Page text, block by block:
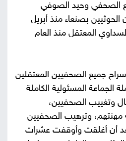
الصحفي وحيد الصوفي
بصنعاء منذ أبريل
السداوي المعتقل منذ العام
جميع الصحفيين المعتقلين
الجماعة المسئولية الكاملة
وتغييب الصحفيين،
وترهيب الصحفيين
أن أغلقت وأوقفت عشرات